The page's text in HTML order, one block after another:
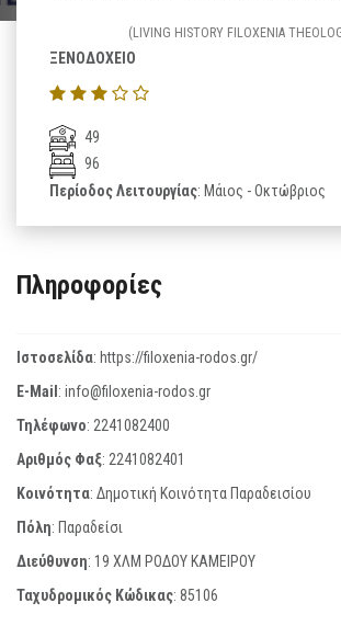
(LIVING HISTORY FILOXENIA
ΞΕΝΟΔΟΧΕΙΟ
49
96
Περίοδος Λειτουργίας: Μάιος - Οκτώβριος
Πληροφορίες
Ιστοσελίδα: https://filoxenia-rodos.gr/
E-Mail: info@filoxenia-rodos.gr
Τηλέφωνο: 2241082400
Αριθμός Φαξ: 2241082401
Κοινότητα: Δημοτική Κοινότητα Παραδεισίου
Πόλη: Παραδείσι
Διεύθυνση: 19 ΧΛΜ ΡΟΔΟΥ ΚΑΜΕΙΡΟΥ
Ταχυδρομικός Κώδικας: 85106